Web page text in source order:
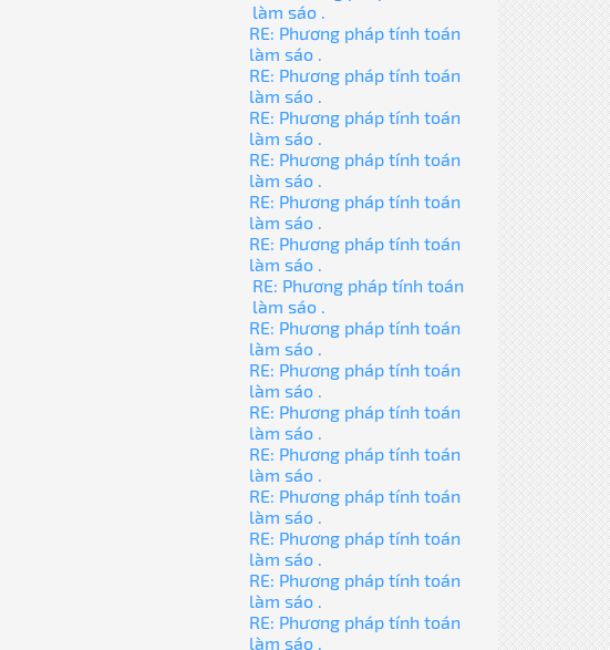
làm sáo .
RE: Phương pháp tính toán
làm sáo .
RE: Phương pháp tính toán
làm sáo .
RE: Phương pháp tính toán
làm sáo .
RE: Phương pháp tính toán
làm sáo .
RE: Phương pháp tính toán
làm sáo .
RE: Phương pháp tính toán
làm sáo .
RE: Phương pháp tính toán
làm sáo .
RE: Phương pháp tính toán
làm sáo .
RE: Phương pháp tính toán
làm sáo .
RE: Phương pháp tính toán
làm sáo .
RE: Phương pháp tính toán
làm sáo .
RE: Phương pháp tính toán
làm sáo .
RE: Phương pháp tính toán
làm sáo .
RE: Phương pháp tính toán
làm sáo .
RE: Phương pháp tính toán
làm sáo .